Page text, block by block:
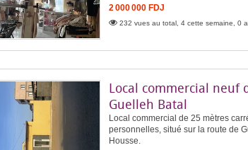
2 000 000 FDJ
232 vues au total, 4 cette semaine, 0
Local commercial neuf
Guelleh Batal
Local commercial de 25 mètres
personnelles, situé sur la route de
Housse.